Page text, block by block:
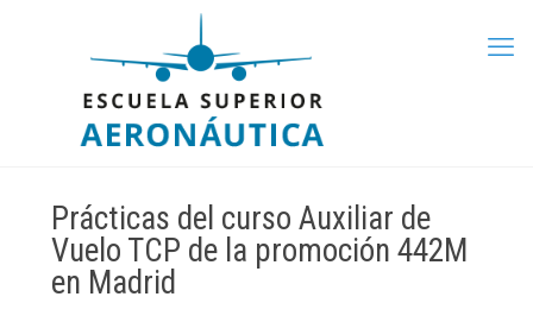
Prácticas del curso Auxiliar de
Vuelo TCP de la promoción 442M
en Madrid